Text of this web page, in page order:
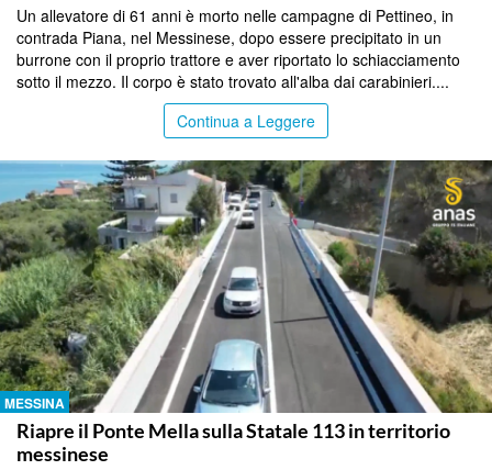
Un allevatore di 61 anni è morto nelle campagne di Pettineo, in
contrada Piana, nel Messinese, dopo essere precipitato in un
burrone con il proprio trattore e aver riportato lo schiacciamento
sotto il mezzo. Il corpo è stato trovato all'alba dai carabinieri....
Continua a Leggere
MESSINA
Riapre il Ponte Mella sulla Statale 113 in territorio
messinese